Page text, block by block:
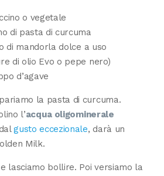
o vegetale
di pasta di curcuma
di mandorla dolce a uso
di olio Evo o pepe nero)
d’agave
la pasta di curcuma.
l’acqua oligominerale
gusto eccezionale, darà un
Milk.
lasciamo bollire. Poi versiamo la